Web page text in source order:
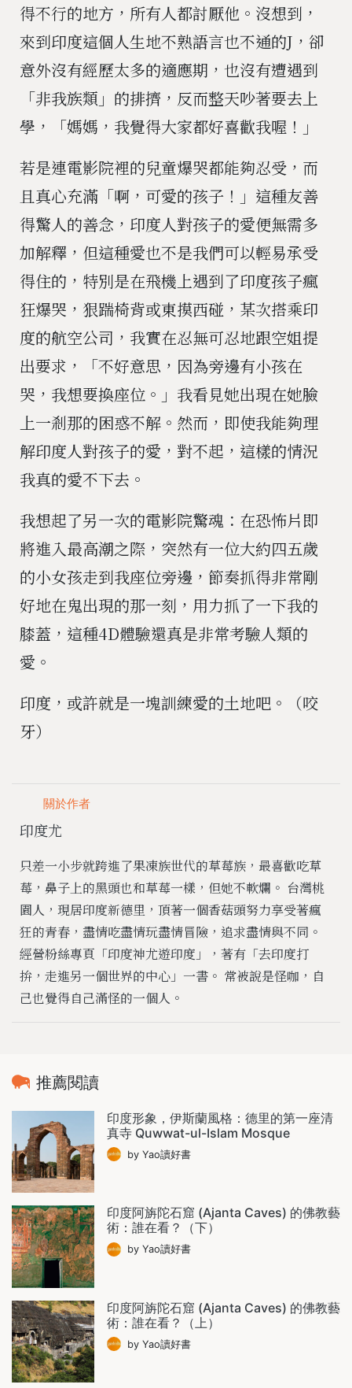
得不行的地方，所有人都討厭他。沒想到，
來到印度這個人生地不熟語言也不通的J，卻
意外沒有經歷太多的適應期，也沒有遭遇到
「非我族類」的排擠，反而整天吵著要去上
學，「媽媽，我覺得大家都好喜歡我喔！」
若是連電影院裡的兒童爆哭都能夠忍受，而
且真心充滿「啊，可愛的孩子！」這種友善
得驚人的善念，印度人對孩子的愛便無需多
加解釋，但這種愛也不是我們可以輕易承受
得住的，特別是在飛機上遇到了印度孩子瘋
狂爆哭，狠踹椅背或東摸西碰，某次搭乘印
度的航空公司，我實在忍無可忍地跟空姐提
出要求，「不好意思，因為旁邊有小孩在
哭，我想要換座位。」我看見她出現在她臉
上一剎那的困惑不解。然而，即使我能夠理
解印度人對孩子的愛，對不起，這樣的情況
我真的愛不下去。
我想起了另一次的電影院驚魂：在恐怖片即
將進入最高潮之際，突然有一位大約四五歲
的小女孩走到我座位旁邊，節奏抓得非常剛
好地在鬼出現的那一刻，用力抓了一下我的
膝蓋，這種4D體驗還真是非常考驗人類的
愛。
印度，或許就是一塊訓練愛的土地吧。（咬
牙）
關於作者
印度尤
只差一小步就跨進了果凍族世代的草莓族，最喜歡吃草
莓，鼻子上的黑頭也和草莓一樣，但她不軟爛。 台灣桃
園人，現居印度新德里，頂著一個香菇頭努力享受著瘋
狂的青春，盡情吃盡情玩盡情冒險，追求盡情與不同。
經營粉絲專頁「印度神尤遊印度」，著有「去印度打
拚，走進另一個世界的中心」一書。 常被說是怪咖，自
己也覺得自己滿怪的一個人。
推薦閱讀
印度形象，伊斯蘭風格：德里的第一座清
真寺 Quwwat-ul-Islam Mosque
by Yao讀好書
印度阿旃陀石窟 (Ajanta Caves) 的佛教藝
術：誰在看？（下）
by Yao讀好書
印度阿旃陀石窟 (Ajanta Caves) 的佛教藝
術：誰在看？（上）
by Yao讀好書